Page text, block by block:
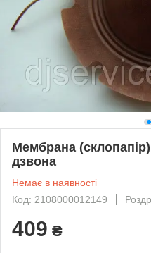
Мембрана
дзвона
Немає в наявності
Код: 2108000012149
409 ₴